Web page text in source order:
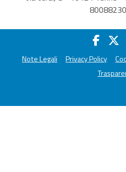
Note Legali Privacy Policy